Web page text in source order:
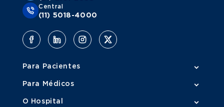
Central
(11) 5018-4000
Para Pacientes
Para Médicos
O Hospital